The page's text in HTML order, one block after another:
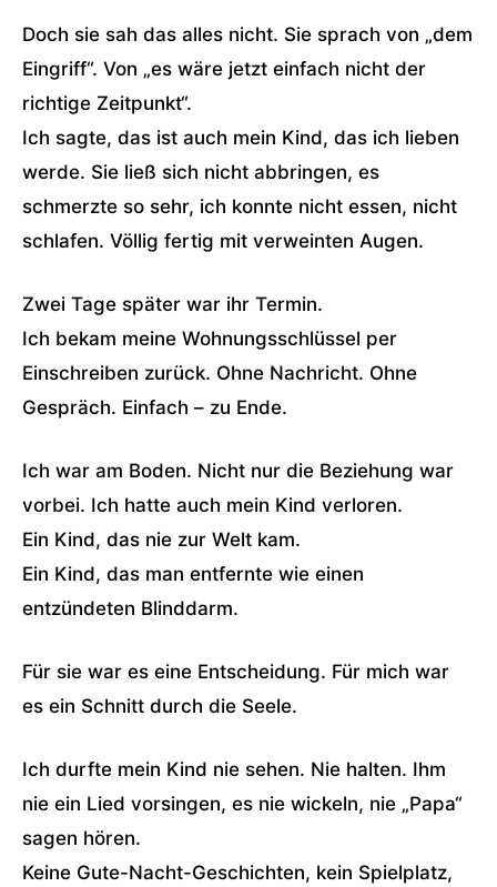
Doch sie sah das alles nicht. Sie sprach von „dem
Eingriff“. Von „es wäre jetzt einfach nicht der
richtige Zeitpunkt“.
Ich sagte, das ist auch mein Kind, das ich lieben
werde. Sie ließ sich nicht abbringen, es
schmerzte so sehr, ich konnte nicht essen, nicht
schlafen. Völlig fertig mit verweinten Augen.
Zwei Tage später war ihr Termin.
Ich bekam meine Wohnungsschlüssel per
Einschreiben zurück. Ohne Nachricht. Ohne
Gespräch. Einfach – zu Ende.
Ich war am Boden. Nicht nur die Beziehung war
vorbei. Ich hatte auch mein Kind verloren.
Ein Kind, das nie zur Welt kam.
Ein Kind, das man entfernte wie einen
entzündeten Blinddarm.
Für sie war es eine Entscheidung. Für mich war
es ein Schnitt durch die Seele.
Ich durfte mein Kind nie sehen. Nie halten. Ihm
nie ein Lied vorsingen, es nie wickeln, nie „Papa“
sagen hören.
Keine Gute-Nacht-Geschichten, kein Spielplatz,